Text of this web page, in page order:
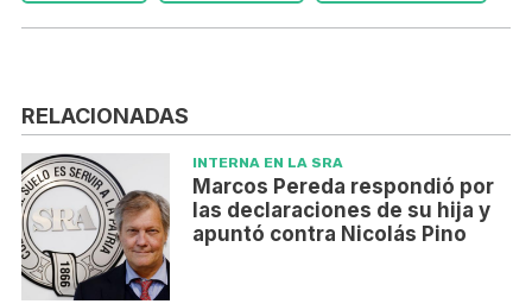
RELACIONADAS
INTERNA EN LA SRA
Marcos Pereda respondió por
las declaraciones de su hija y
apuntó contra Nicolás Pino